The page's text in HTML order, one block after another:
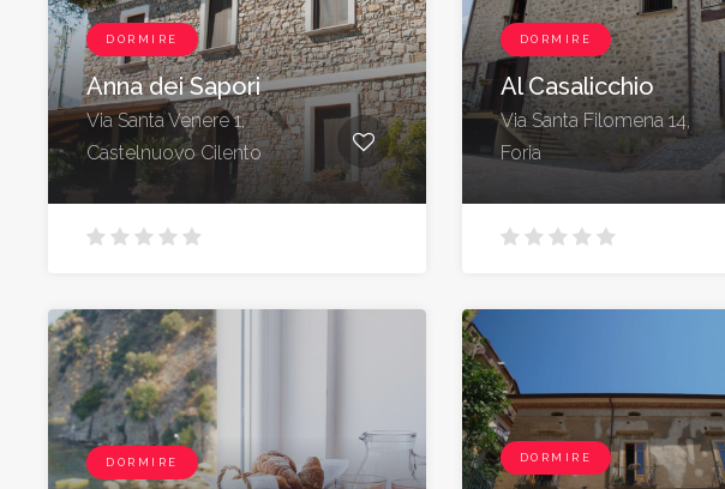
DORMIRE
Anna dei Sapori
Via Santa Venere 1,
Castelnuovo Cilento
DORMIRE
Al Casalicchio
Via Santa Filomena 14,
Foria
DORMIRE DORMIRE